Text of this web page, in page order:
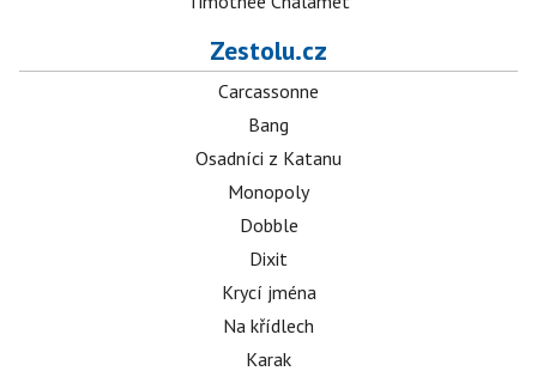
Zestolu.cz
Carcassonne
Bang
Osadníci z Katanu
Monopoly
Dobble
Dixit
Krycí jména
Na křídlech
Karak